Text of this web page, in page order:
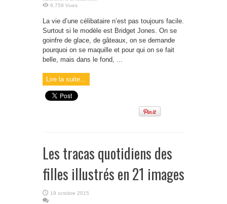
6,759 Vues
La vie d’une célibataire n’est pas toujours facile.
Surtout si le modèle est Bridget Jones. On se
goinfre de glace, de gâteaux, on se demande
pourquoi on se maquille et pour qui on se fait
belle, mais dans le fond, ...
Lire la suite...
Les tracas quotidiens des
filles illustrés en 21 images
19 octobre 2015